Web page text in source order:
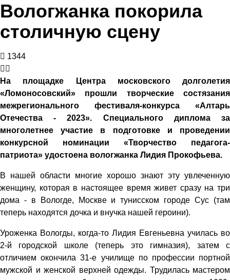
Вологжанка покорила
столичную сцену
1344
На площадке Центра московского долголетия
«Ломоносовский» прошли творческие состязания
межрегионального фестиваля-конкурса «Алтарь
Отечества - 2023». Специального диплома за
многолетнее участие в подготовке и проведении
конкурсной номинации «Творчество педагога-
патриота» удостоена вологжанка Лидия Прокофьева.
В нашей области многие хорошо знают эту увлеченную
женщину, которая в настоящее время живет сразу на три
дома - в Вологде, Москве и тунисском городе Сус (там
теперь находятся дочка и внучка нашей героини).
Уроженка Вологды, когда-то Лидия Евгеньевна училась во
2-й городской школе (теперь это гимназия), затем с
отличием окончила 31-е училище по профессии портной
мужской и женской верхней одежды. Трудилась мастером